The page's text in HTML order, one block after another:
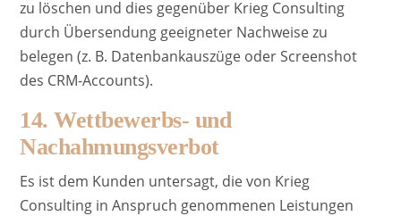
zu löschen und dies gegenüber Krieg Consulting
durch Übersendung geeigneter Nachweise zu
belegen (z. B. Datenbankauszüge oder Screenshot
des CRM-Accounts).
14. Wettbewerbs- und
Nachahmungsverbot
Es ist dem Kunden untersagt, die von Krieg
Consulting in Anspruch genommenen Leistungen